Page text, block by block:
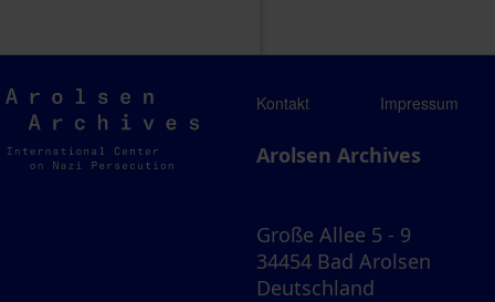
Arolsen
Archives
Kontakt Impressum
Arolsen Archives
Große Allee 5 - 9
34454 Bad Arolsen
Deutschland